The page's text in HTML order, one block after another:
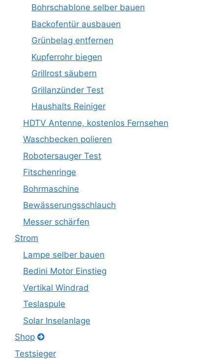
Bohrschablone selber bauen
Backofentür ausbauen
Grünbelag entfernen
Kupferrohr biegen
Grillrost säubern
Grillanzünder Test
Haushalts Reiniger
HDTV Antenne, kostenlos Fernsehen
Waschbecken polieren
Robotersauger Test
Fitschenringe
Bohrmaschine
Bewässerungsschlauch
Messer schärfen
Strom
Lampe selber bauen
Bedini Motor Einstieg
Vertikal Windrad
Teslaspule
Solar Inselanlage
Shop
Testsieger